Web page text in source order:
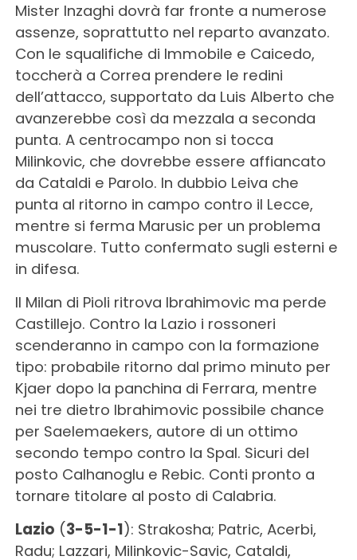
Mister Inzaghi dovrà far fronte a numerose
assenze, soprattutto nel reparto avanzato.
Con le squalifiche di Immobile e Caicedo,
toccherà a Correa prendere le redini
dell’attacco, supportato da Luis Alberto che
avanzerebbe così da mezzala a seconda
punta. A centrocampo non si tocca
Milinkovic, che dovrebbe essere affiancato
da Cataldi e Parolo. In dubbio Leiva che
punta al ritorno in campo contro il Lecce,
mentre si ferma Marusic per un problema
muscolare. Tutto confermato sugli esterni e
in difesa.
Il Milan di Pioli ritrova Ibrahimovic ma perde
Castillejo. Contro la Lazio i rossoneri
scenderanno in campo con la formazione
tipo: probabile ritorno dal primo minuto per
Kjaer dopo la panchina di Ferrara, mentre
nei tre dietro Ibrahimovic possibile chance
per Saelemaekers, autore di un ottimo
secondo tempo contro la Spal. Sicuri del
posto Calhanoglu e Rebic. Conti pronto a
tornare titolare al posto di Calabria.
Lazio (3-5-1-1): Strakosha; Patric, Acerbi,
Radu; Lazzari, Milinkovic-Savic, Cataldi,